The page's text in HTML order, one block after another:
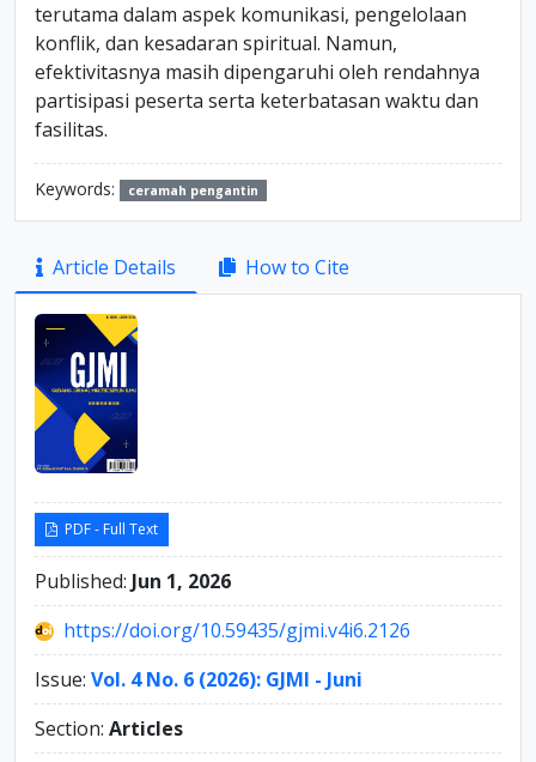
terutama dalam aspek komunikasi, pengelolaan
konflik, dan kesadaran spiritual. Namun,
efektivitasnya masih dipengaruhi oleh rendahnya
partisipasi peserta serta keterbatasan waktu dan
fasilitas.
Keywords: ceramah pengantin
Article
Sidebar
Article Details How to Cite
PDF - Full Text
Published: Jun 1, 2026
https://doi.org/10.59435/gjmi.v4i6.2126
Issue: Vol. 4 No. 6 (2026): GJMI - Juni
Section: Articles